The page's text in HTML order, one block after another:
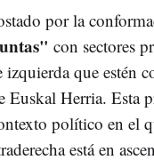
por la
con sectores
izquierda que estén
Euskal Herria. Esta
político en el
está en